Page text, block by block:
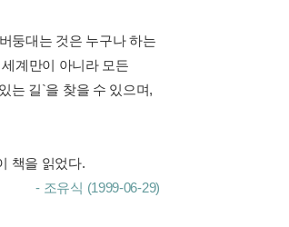
둥대는 것은 누구나 하는
계만이 아니라 모든
는 길`을 찾을 수 있으며,
책을 읽었다.
- 조유식 (1999-06-29)